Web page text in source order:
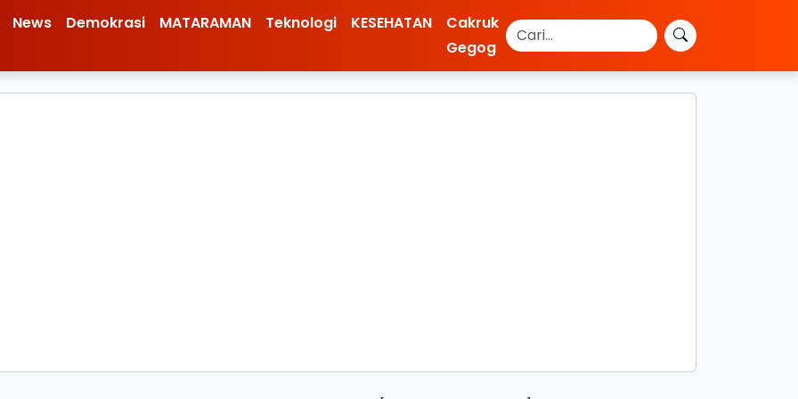
News Demokrasi MATARAMAN Teknologi KESEHATAN
Cakruk
Gegog